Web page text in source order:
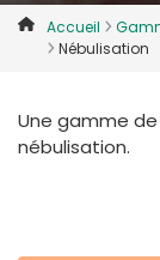
Accueil
Nébulisation
Une gamme
nébulisation.